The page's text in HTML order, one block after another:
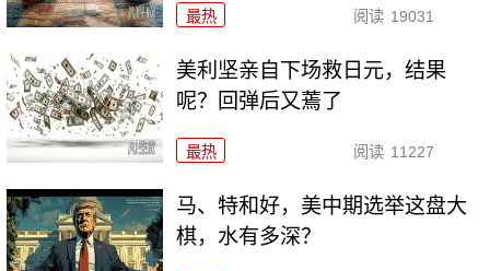
最热 阅读 19031
美利坚亲自下场救日元，结果
呢？回弹后又蔫了
最热 阅读 11227
马、特和好，美中期选举这盘大
棋，水有多深？